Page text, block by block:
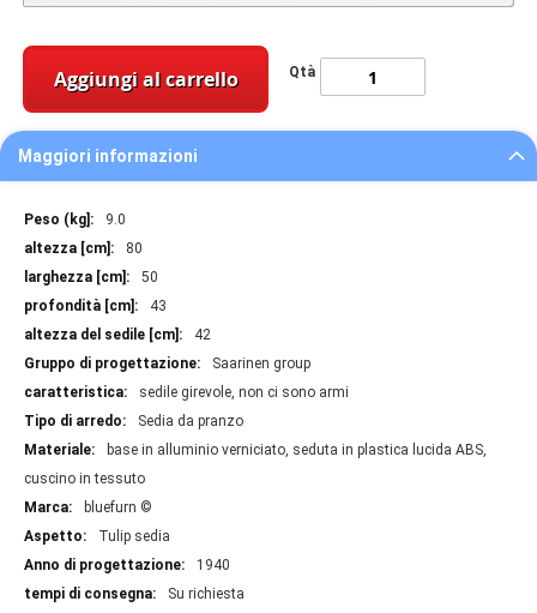
Qtà
Aggiungi al carrello
Maggiori informazioni
Maggiori
informazioni
9.0
80
50
43
42
Saarinen group
sedile girevole, non ci sono armi
Sedia da pranzo
base in alluminio verniciato, seduta in plastica lucida ABS,
cuscino in tessuto
bluefurn ©
Tulip sedia
1940
Su richiesta